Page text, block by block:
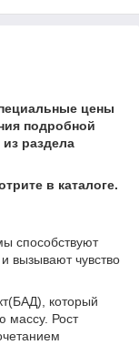
цены
подробной
раздела
в каталоге.
способствуют
вызывают чувство
который
массу. Рост